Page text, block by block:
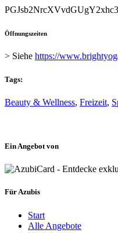
Öffnungszeiten
> Siehe https://
Tags:
Beauty & Wellness, Freizeit,
Ein Angebot von
Für Azubis
Start
Alle Angebote